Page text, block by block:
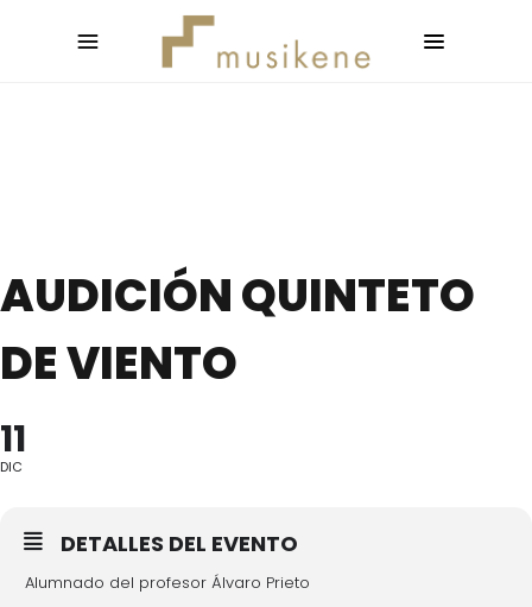
AUDICIÓN QUINTETO
DE VIENTO
11
DIC
DETALLES DEL EVENTO
Alumnado del profesor Álvaro Prieto